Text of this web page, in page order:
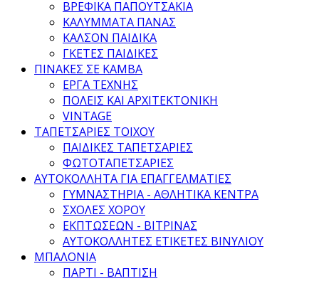
ΒΡΕΦΙΚΑ ΠΑΠΟΥΤΣΑΚΙΑ
ΚΑΛΥΜΜΑΤΑ ΠΑΝΑΣ
ΚΑΛΣΟΝ ΠΑΙΔΙΚΑ
ΓΚΕΤΕΣ ΠΑΙΔΙΚΕΣ
ΠΙΝΑΚΕΣ ΣΕ ΚΑΜΒΑ
ΕΡΓΑ ΤΕΧΝΗΣ
ΠΟΛΕΙΣ ΚΑΙ ΑΡΧΙΤΕΚΤΟΝΙΚΗ
VINTAGE
ΤΑΠΕΤΣΑΡΙΕΣ ΤΟΙΧΟΥ
ΠΑΙΔΙΚΕΣ ΤΑΠΕΤΣΑΡΙΕΣ
ΦΩΤΟΤΑΠΕΤΣΑΡΙΕΣ
ΑΥΤΟΚΟΛΛΗΤΑ ΓΙΑ ΕΠΑΓΓΕΛΜΑΤΙΕΣ
ΓΥΜΝΑΣΤΗΡΙΑ - ΑΘΛΗΤΙΚΑ ΚΕΝΤΡΑ
ΣΧΟΛΕΣ ΧΟΡΟΥ
ΕΚΠΤΩΣΕΩΝ - ΒΙΤΡΙΝΑΣ
ΑΥΤΟΚΟΛΛΗΤΕΣ ΕΤΙΚΕΤΕΣ ΒΙΝΥΛΙΟΥ
ΜΠΑΛΟΝΙΑ
ΠΑΡΤΙ - ΒΑΠΤΙΣΗ